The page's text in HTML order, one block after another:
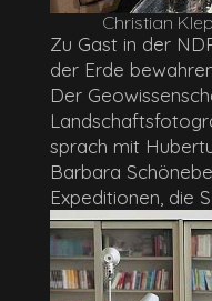
Christian
Zu Gast in der
der Erde
Der
sprach mit
Barbara
Expeditionen, die